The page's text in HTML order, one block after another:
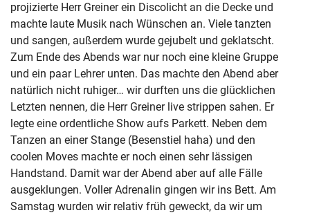
projizierte Herr Greiner ein Discolicht an die Decke und
machte laute Musik nach Wünschen an. Viele tanzten
und sangen, außerdem wurde gejubelt und geklatscht.
Zum Ende des Abends war nur noch eine kleine Gruppe
und ein paar Lehrer unten. Das machte den Abend aber
natürlich nicht ruhiger… wir durften uns die glücklichen
Letzten nennen, die Herr Greiner live strippen sahen. Er
legte eine ordentliche Show aufs Parkett. Neben dem
Tanzen an einer Stange (Besenstiel haha) und den
coolen Moves machte er noch einen sehr lässigen
Handstand. Damit war der Abend aber auf alle Fälle
ausgeklungen. Voller Adrenalin gingen wir ins Bett. Am
Samstag wurden wir relativ früh geweckt, da wir um